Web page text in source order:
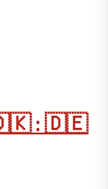
🇩🇰 : 🇩🇪